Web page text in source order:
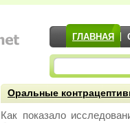
ГЛАВНАЯ
Оральные
Как показало